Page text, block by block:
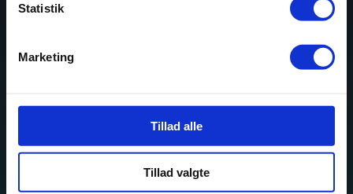
Statistik
Marketing
Tillad alle
Tillad valgte
”Vi kan blot via vores tanker og indre
dialog holde en stressreaktion kørende i
bedst velgående.”
– Lisbeth Fruensgaard